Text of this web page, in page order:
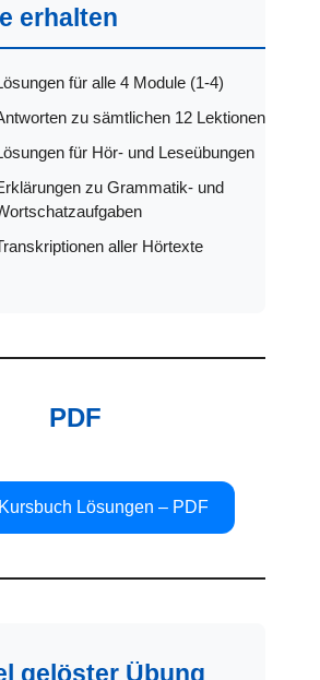
erhalten
für alle 4 Module (1-4)
zu sämtlichen 12 Lektionen
für Hör- und Leseübungen
zu Grammatik- und
aller Hörtexte
PDF
Lösungen – PDF
gelöster Übung